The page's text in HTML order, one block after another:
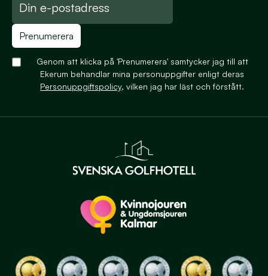
Prenumerera
Genom att klicka på 'Prenumerera' samtycker jag till att
Ekerum behandlar mina personuppgifter enligt deras
Personuppgiftspolicy, vilken jag har läst och förstått.